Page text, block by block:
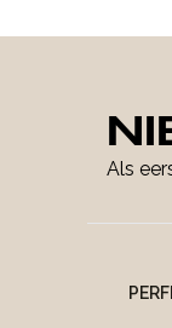
Als